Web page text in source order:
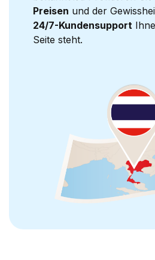
Preisen und der
24/7-Kundensupport
Seite steht.